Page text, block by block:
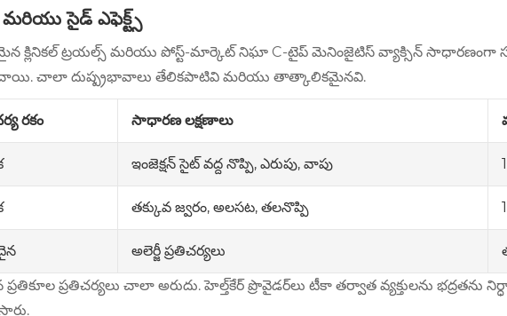
మరియు సైడ్ ఎఫెక్ట్స్
క్లినికల్ ట్రయల్స్ మరియు పోస్ట్-మార్కెట్ నిఘా C-టైప్ మెనింజైటిస్ వ్యాక్సిన్ సాధారణంగా
చాలా దుష్ప్రభావాలు తేలికపాటివి మరియు తాత్కాలికమైనవి.
రకం సాధారణ లక్షణాలు
ఇంజెక్షన్ సైట్ వద్ద నొప్పి, ఎరుపు, వాపు
తక్కువ జ్వరం, అలసట, తలనొప్పి
అలెర్జీ ప్రతిచర్యలు
ప్రతికూల ప్రతిచర్యలు చాలా అరుదు. హెల్త్‌కేర్ ప్రొవైడర్‌లు టీకా తర్వాత వ్యక్తులను